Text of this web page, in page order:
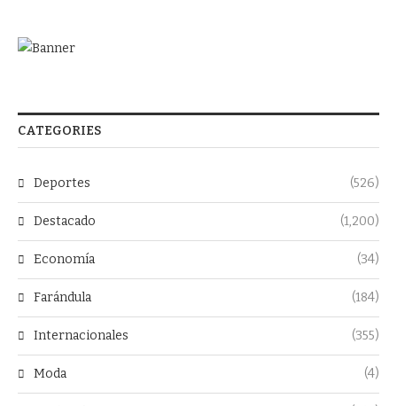
CATEGORIES
Deportes (526)
Destacado (1,200)
Economía (34)
Farándula (184)
Internacionales (355)
Moda (4)